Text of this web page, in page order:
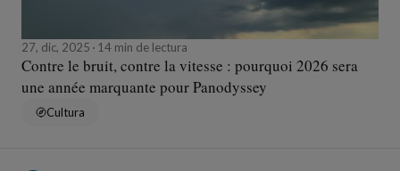
27, dic, 2025 14 min de lectura
Contre le bruit, contre la vitesse : pourquoi 2026 sera
une année marquante pour Panodyssey
Cultura